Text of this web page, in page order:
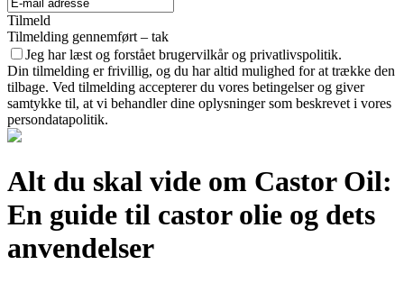
Tilmeld
Tilmelding gennemført – tak
Jeg har læst og forstået brugervilkår og privatlivspolitik.
Din tilmelding er frivillig, og du har altid mulighed for at trække den
tilbage. Ved tilmelding accepterer du vores betingelser og giver
samtykke til, at vi behandler dine oplysninger som beskrevet i vores
persondatapolitik.
Alt du skal vide om Castor Oil:
En guide til castor olie og dets
anvendelser